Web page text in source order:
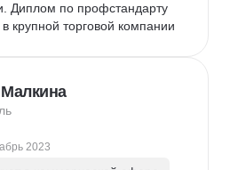
Диплом по профстандарту
крупной торговой компании
2023